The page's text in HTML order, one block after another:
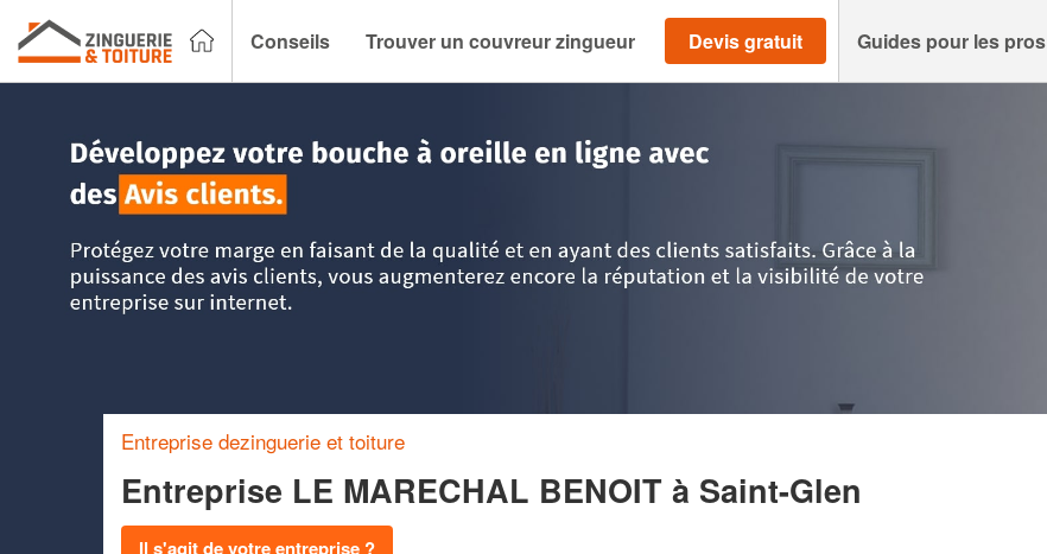
Conseils Trouver un couvreur zingueur Devis gratuit Guides pour les pros
Entreprise dezinguerie et toiture
Entreprise LE MARECHAL BENOIT à Saint-Glen
Il s'agit de votre entreprise ?